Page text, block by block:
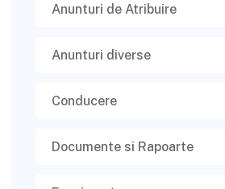
Anunturi de Atribuire
Anunturi diverse
Conducere
Documente si Rapoarte